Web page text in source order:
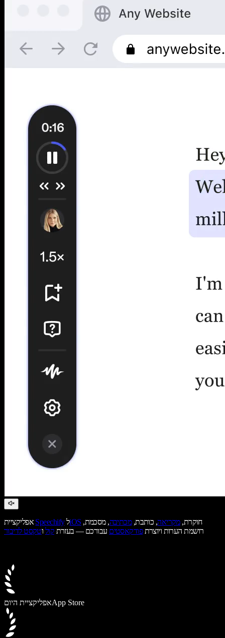
אפליקציית Speechify לiOS חוקרת,מקריאה, כותבת,מכתיבה, מסכמת,
רושמת הערות ויוצרתפודקאסטים עבורכם — בעזרת קול וטקסט לדיבור
אפליקציית היוםApp Store